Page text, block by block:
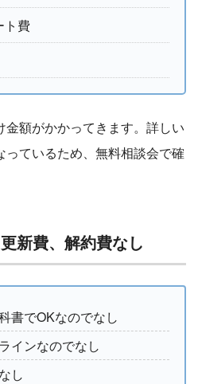
ト費
額がかかってきます。詳しい
ているため、無料相談会で確
新費、解約費なし
書でOKなのでなし
インなのでなし
し